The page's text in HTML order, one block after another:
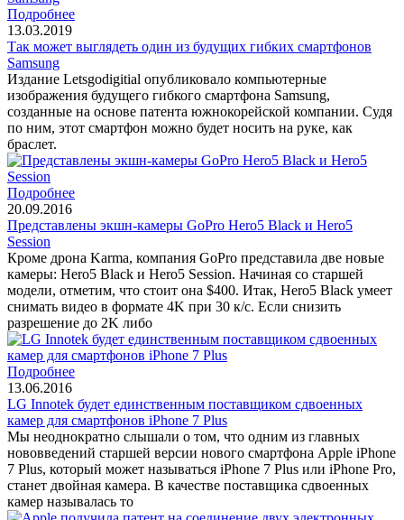
Подробнее
13.03.2019
Так может выглядеть один из будущих гибких смартфонов
Samsung
Издание Letsgodigitial опубликовало компьютерные
изображения будущего гибкого смартфона Samsung,
созданные на основе патента южнокорейской компании. Судя
по ним, этот смартфон можно будет носить на руке, как
браслет.
Подробнее
20.09.2016
Представлены экшн-камеры GoPro Hero5 Black и Hero5
Session
Кроме дрона Karma, компания GoPro представила две новые
камеры: Hero5 Black и Hero5 Session. Начиная со старшей
модели, отметим, что стоит она $400. Итак, Hero5 Black умеет
снимать видео в формате 4K при 30 к/с. Если снизить
разрешение до 2K либо
Подробнее
13.06.2016
LG Innotek будет единственным поставщиком сдвоенных
камер для смартфонов iPhone 7 Plus
Мы неоднократно слышали о том, что одним из главных
нововведений старшей версии нового смартфона Apple iPhone
7 Plus, который может называться iPhone 7 Plus или iPhone Pro,
станет двойная камера. В качестве поставщика сдвоенных
камер называлась то